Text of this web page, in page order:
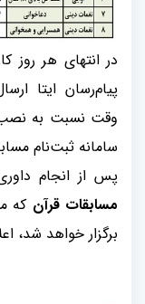
در انتهای هر روز
پیام‌رسان ایتا
وقت نسبت به نصب
سامانه ثبت‌نام
پس از انجام
مسابقات قرآن که
برگزار خواهد شد،